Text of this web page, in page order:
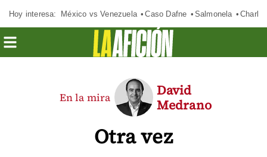
Hoy interesa: México vs Venezuela Caso Dafne Salmonela
Otra vez
En la mira
David
Medrano